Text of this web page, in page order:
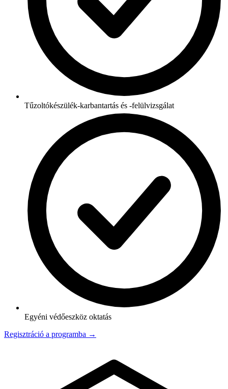
Tűzoltókészülék-karbantartás és -felülvizsgálat
Egyéni védőeszköz oktatás
Regisztráció a programba →